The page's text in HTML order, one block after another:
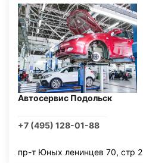
Автосервис Подольск
+7 (495) 128-01-88
пр-т Юных ленинцев 70, стр 2